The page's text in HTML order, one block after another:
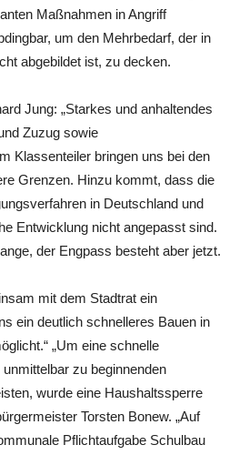
Maßnahmen in Angriff
um den Mehrbedarf, der in
abgebildet ist, zu decken.
Jung: „Starkes und anhaltendes
Zuzug sowie
Klassenteiler bringen uns bei den
Grenzen. Hinzu kommt, dass die
in Deutschland und
Entwicklung nicht angepasst sind.
der Engpass besteht aber jetzt.
mit dem Stadtrat ein
ein deutlich schnelleres Bauen in
„Um eine schnelle
zu beginnenden
wurde eine Haushaltssperre
Torsten Bonew. „Auf
Pflichtaufgabe Schulbau